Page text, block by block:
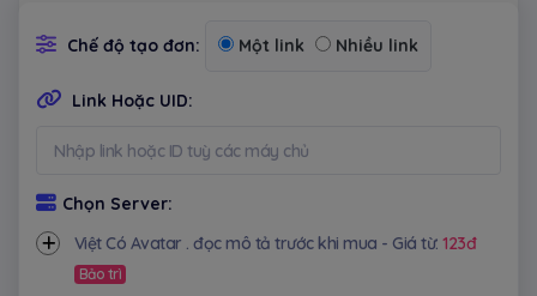
Chế độ tạo đơn: Một link Nhiều link
Link Hoặc UID:
Chọn Server:
Việt Có Avatar . đọc mô tả trước khi mua - Giá từ: 123đ
Bảo trì